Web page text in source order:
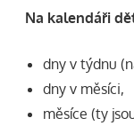
Na kalendáři
dny v týdnu
dny v měsíci,
měsíce (ty